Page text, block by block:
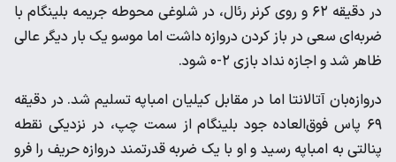
در دقیقه ۶۲ و روی کرنر رئال، در شلوغی محوطه جریمه بلینگام با
ضربه‌ای سعی در باز کردن دروازه داشت اما موسو یک بار دیگر عالی
ظاهر شد و اجازه نداد بازی ۲-۰ شود.
دروازه‌بان آتالانتا اما در مقابل کیلیان امباپه تسلیم شد. در دقیقه
۶۹ پاس فوق‌العاده جود بلینگام از سمت چپ، در نزدیکی نقطه
پنالتی به امباپه رسید و او با یک ضربه قدرتمند دروازه حریف را فرو